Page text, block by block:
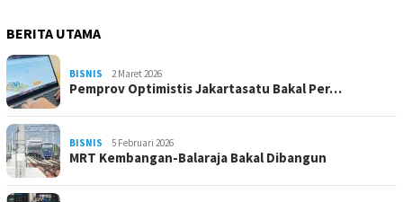
BERITA UTAMA
BISNIS 2 Maret 2026
Pemprov Optimistis Jakartasatu Bakal Per…
BISNIS 5 Februari 2026
MRT Kembangan-Balaraja Bakal Dibangun